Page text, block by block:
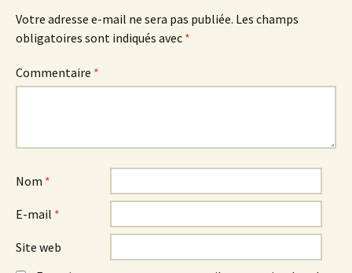
Votre adresse e-mail ne sera pas publiée. Les champs
obligatoires sont indiqués avec *
Commentaire *
Nom *
E-mail *
Site web